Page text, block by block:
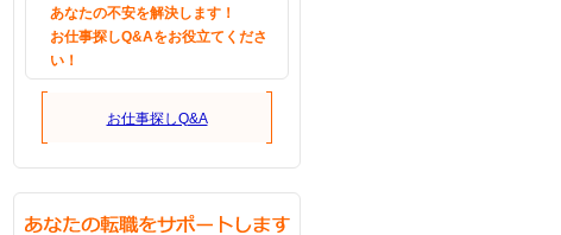
あなたの不安を解決します！
お仕事探しQ&Aをお役立てくださ
い！
お仕事探しQ&A